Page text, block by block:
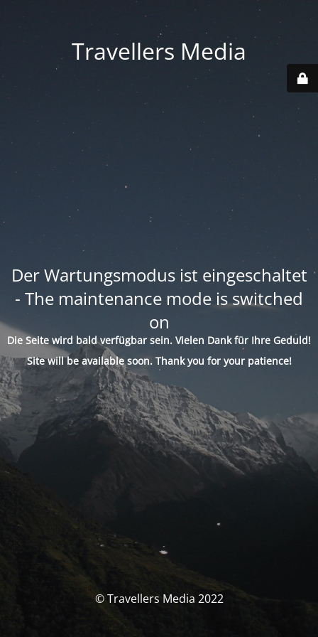
Travellers Media
Der Wartungsmodus ist eingeschaltet
- The maintenance mode is switched
on
Die Seite wird bald verfügbar sein. Vielen Dank für Ihre Geduld!
Site will be available soon. Thank you for your patience!
© Travellers Media 2022